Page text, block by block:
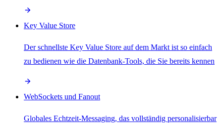
Key Value Store
Der schnellste Key Value Store auf dem Markt ist so einfach
zu bedienen wie die Datenbank-Tools, die Sie bereits kennen
WebSockets und Fanout
Globales Echtzeit-Messaging, das vollständig personalisierbar